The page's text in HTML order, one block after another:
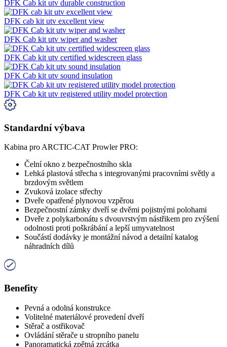
DFK Cab kit utv durable construction
DFK cab kit utv excellent view
DFK Cab kit utv wiper and washer
DFK Cab kit utv certified widescreen glass
DFK Cab kit utv sound insulation
DFK Cab kit utv registered utility model protection
Standardní výbava
Kabina pro ARCTIC-CAT Prowler PRO:
Čelní okno z bezpečnostního skla
Lehká plastová střecha s integrovanými pracovními světly a
brzdovým světlem
Zvuková izolace střechy
Dveře opatřené plynovou vzpěrou
Bezpečnostní zámky dveří se dvěmi pojistnými polohami
Dveře z polykarbonátu s dvouvrstvým nástřikem pro zvýšení
odolnosti proti poškrábání a lepší umyvatelnost
Součástí dodávky je montážní návod a detailní katalog
náhradních dílů
Benefity
Pevná a odolná konstrukce
Volitelné materiálové provedení dveří
Stěrač a ostřikovač
Ovládání stěrače u stropního panelu
Panoramatická zpětná zrcátka